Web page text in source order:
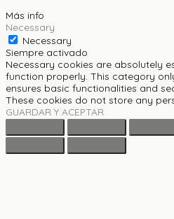
Más info
Necessary
Necessary
Siempre activado
Necessary cookies are absolutely
function properly. This category
ensures basic functionalities and
These cookies do not store any
GUARDAR Y ACEPTAR